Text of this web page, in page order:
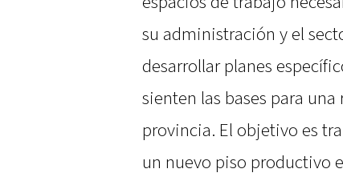
su administración y el
desarrollar planes
sienten las bases para
provincia. El objetivo es
un nuevo piso productivo